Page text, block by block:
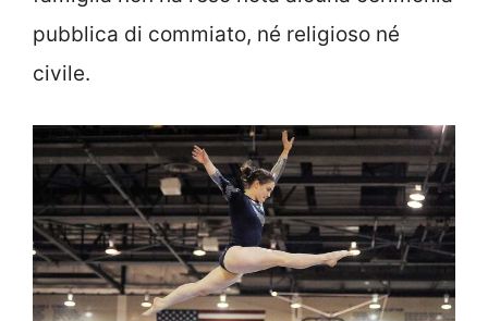
pubblica di commiato, né religioso né
civile.